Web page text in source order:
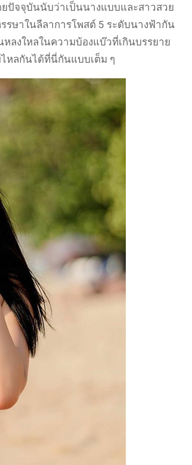
ปัจจุบันนับว่าเป็นนางแบบและสาวสวย
ษาในลีลาการโพสต์ 5 ระดับนางฟ้ากัน
ลงใหลในความบ้องแบ๊วที่เกินบรรยาย
หลกันได้ที่นี่กันแบบเต็ม ๆ